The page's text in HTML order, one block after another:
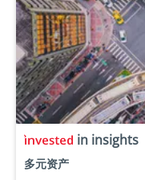
in insights
多元资产